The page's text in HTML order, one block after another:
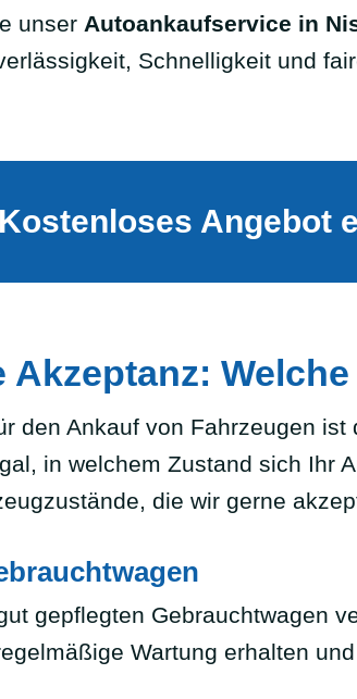
unser Autoankaufservice in
Schnelligkeit und
Kostenloses Angebot
Akzeptanz:
den Ankauf von Fahrzeugen
in welchem Zustand sich Ihr
die wir gerne
gepflegten Gebrauchtwagen
Wartung erhalten